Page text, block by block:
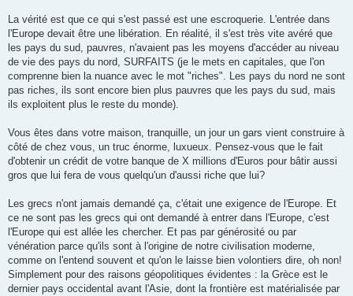
La vérité est que ce qui s'est passé est une escroquerie. L'entrée dans
l'Europe devait être une libération. En réalité, il s'est très vite avéré que
les pays du sud, pauvres, n'avaient pas les moyens d'accéder au niveau
de vie des pays du nord, SURFAITS (je le mets en capitales, que l'on
comprenne bien la nuance avec le mot "riches". Les pays du nord ne sont
pas riches, ils sont encore bien plus pauvres que les pays du sud, mais
ils exploitent plus le reste du monde).
Vous êtes dans votre maison, tranquille, un jour un gars vient construire à
côté de chez vous, un truc énorme, luxueux. Pensez-vous que le fait
d'obtenir un crédit de votre banque de X millions d'Euros pour bâtir aussi
gros que lui fera de vous quelqu'un d'aussi riche que lui?
Les grecs n'ont jamais demandé ça, c'était une exigence de l'Europe. Et
ce ne sont pas les grecs qui ont demandé à entrer dans l'Europe, c'est
l'Europe qui est allée les chercher. Et pas par générosité ou par
vénération parce qu'ils sont à l'origine de notre civilisation moderne,
comme on l'entend souvent et qu'on le laisse bien volontiers dire, oh non!
Simplement pour des raisons géopolitiques évidentes : la Grèce est le
dernier pays occidental avant l'Asie, dont la frontière est matérialisée par